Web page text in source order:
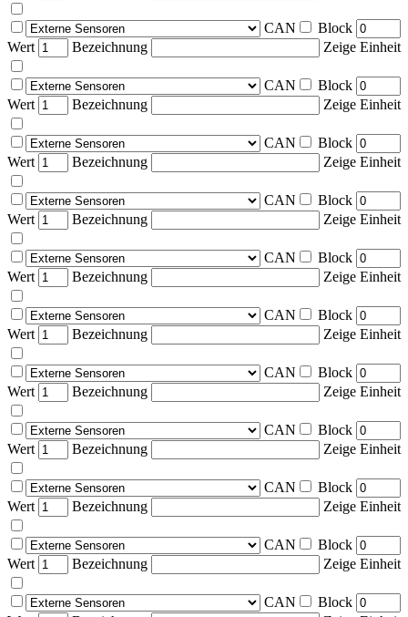
CAN
Block
Wert
Bezeichnung Zeige Einheit
CAN
Block
Wert
Bezeichnung Zeige Einheit
CAN
Block
Wert
Bezeichnung Zeige Einheit
CAN
Block
Wert
Bezeichnung Zeige Einheit
CAN
Block
Wert
Bezeichnung Zeige Einheit
CAN
Block
Wert
Bezeichnung Zeige Einheit
CAN
Block
Wert
Bezeichnung Zeige Einheit
CAN
Block
Wert
Bezeichnung Zeige Einheit
CAN
Block
Wert
Bezeichnung Zeige Einheit
CAN
Block
Wert
Bezeichnung Zeige Einheit
CAN
Block